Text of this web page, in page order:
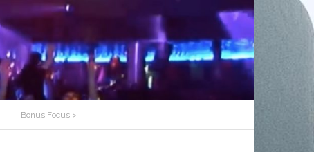
Bonus Focus >